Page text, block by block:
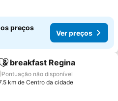
preços
Ver preços
Adicionar aos favoritos
& breakfast Regina
Pontuação não disponível
km de Centro da cidade